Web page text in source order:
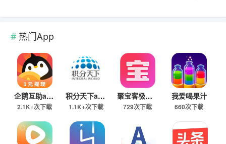
热门App
企鹅互助app
2.1K+次下载
积分天下app
1.1K+次下载
聚宝客极速版
729次下载
我爱喝果汁
660次下载